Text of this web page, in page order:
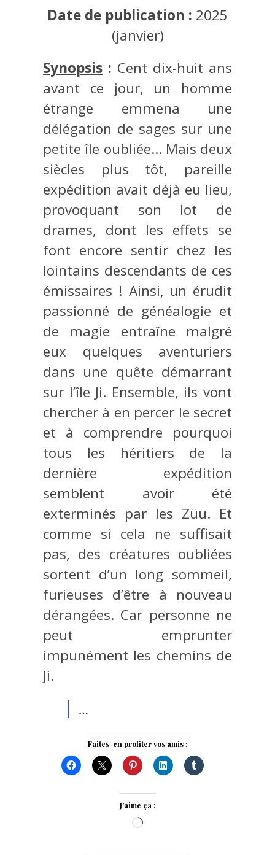
Date de publication : 2025
(janvier)
Synopsis : Cent dix-huit ans
avant ce jour, un homme
étrange emmena une
délégation de sages sur une
petite île oubliée… Mais deux
siècles plus tôt, pareille
expédition avait déjà eu lieu,
provoquant son lot de
drames, dont les effets se
font encore sentir chez les
lointains descendants de ces
émissaires ! Ainsi, un érudit
passionné de généalogie et
de magie entraîne malgré
eux quelques aventuriers
dans une quête démarrant
sur l’île Ji. Ensemble, ils vont
chercher à en percer le secret
et à comprendre pourquoi
tous les héritiers de la
dernière expédition
semblent avoir été
exterminés par les Züu. Et
comme si cela ne suffisait
pas, des créatures oubliées
sortent d’un long sommeil,
furieuses d’être à nouveau
dérangées. Car personne ne
peut emprunter
impunément les chemins de
Ji.
…
Faites-en profiter vos amis :
J’aime ça :
Chargement…